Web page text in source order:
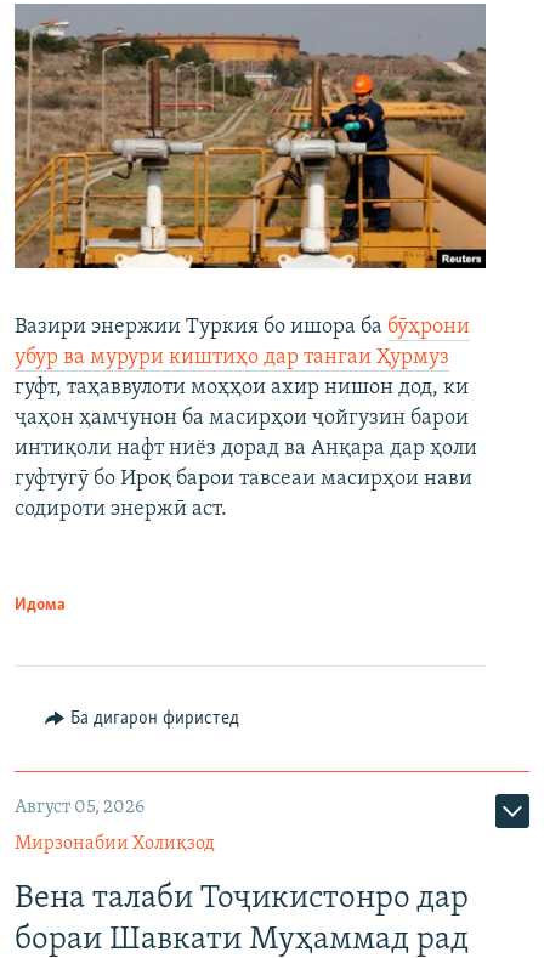
Вазири энержии Туркия бо ишора ба бӯҳрони
убур ва мурури киштиҳо дар тангаи Ҳурмуз
гуфт, таҳаввулоти моҳҳои ахир нишон дод, ки
ҷаҳон ҳамчунон ба масирҳои ҷойгузин барои
интиқоли нафт ниёз дорад ва Анқара дар ҳоли
гуфтугӯ бо Ироқ барои тавсеаи масирҳои нави
содироти энержӣ аст.
Идома
Ба дигарон фиристед
Август 05, 2026
Мирзонабии Холиқзод
Вена талаби Тоҷикистонро дар
бораи Шавкати Муҳаммад рад